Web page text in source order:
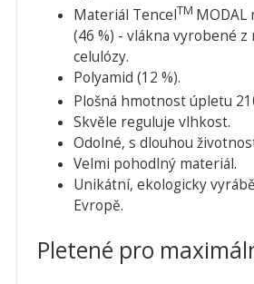
Materiál TencelTM
(46 %) - vlákna vyrobené
celulózy.
Polyamid (12 %).
Plošná hmotnost úpletu
Skvěle reguluje vlhkost.
Odolné, s dlouhou
Velmi pohodlný materiál.
Unikátní, ekologicky
Evropě.
Pletené pro